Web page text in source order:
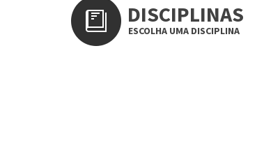
DISCIPLINAS
ESCOLHA UMA DISCIPLINA